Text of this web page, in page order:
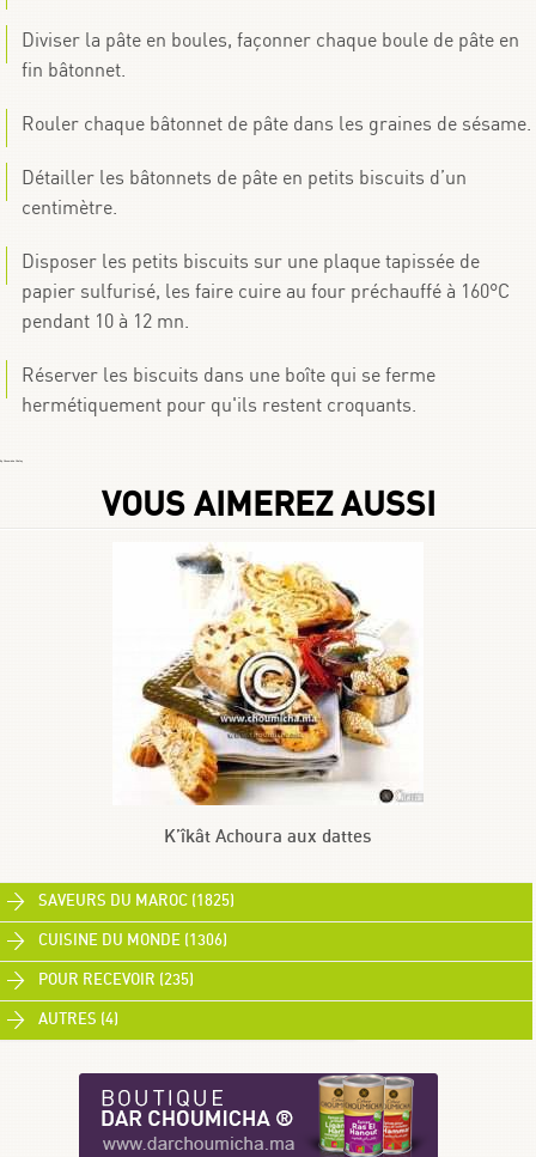
Diviser la pâte en boules, façonner chaque boule de pâte en
fin bâtonnet.
Rouler chaque bâtonnet de pâte dans les graines de sésame.
Détailler les bâtonnets de pâte en petits biscuits d’un
centimètre.
Disposer les petits biscuits sur une plaque tapissée de
papier sulfurisé, les faire cuire au four préchauffé à 160°C
pendant 10 à 12 mn.
Réserver les biscuits dans une boîte qui se ferme
hermétiquement pour qu'ils restent croquants.
VOUS AIMEREZ AUSSI
K’îkât Achoura aux dattes
SAVEURS DU MAROC (1825)
CUISINE DU MONDE (1306)
POUR RECEVOIR (235)
AUTRES (4)